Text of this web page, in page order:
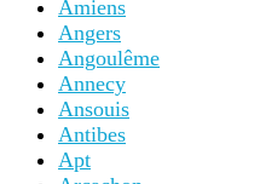
Amiens
Angers
Angoulême
Annecy
Ansouis
Antibes
Apt